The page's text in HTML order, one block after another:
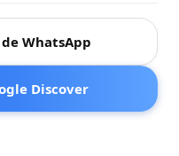
WhatsApp
Discover